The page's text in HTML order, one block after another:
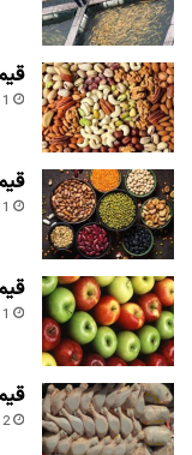
1 روز پیش
1 روز پیش
1 روز پیش
2 روز پیش